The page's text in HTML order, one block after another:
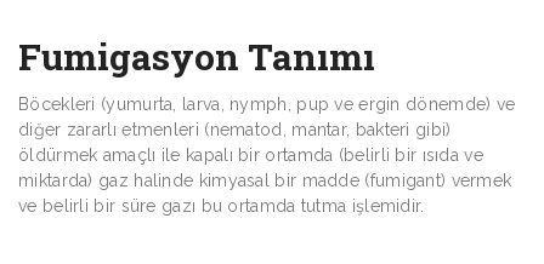
Fumigasyon Tanımı
Böcekleri (yumurta, larva, nymph, pup ve ergin dönemde) ve
diğer zararlı etmenleri (nematod, mantar, bakteri gibi)
öldürmek amaçlı ile kapalı bir ortamda (belirli bir ısıda ve
miktarda) gaz halinde kimyasal bir madde (fumigant) vermek
ve belirli bir süre gazı bu ortamda tutma işlemidir.